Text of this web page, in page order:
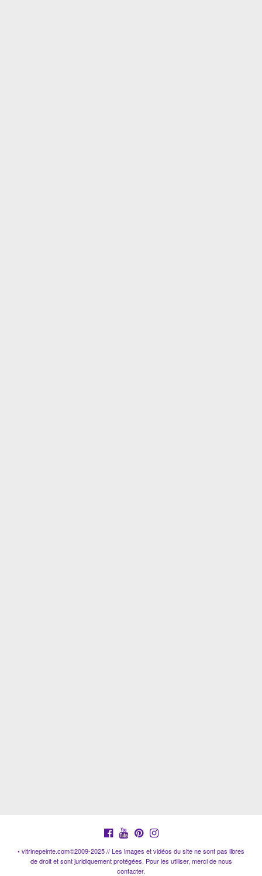
• vitrinepeinte.com©2009-2025 // Les images et vidéos du site ne sont pas libres
de droit et sont juridiquement protégées. Pour les utiliser, merci de nous
contacter.